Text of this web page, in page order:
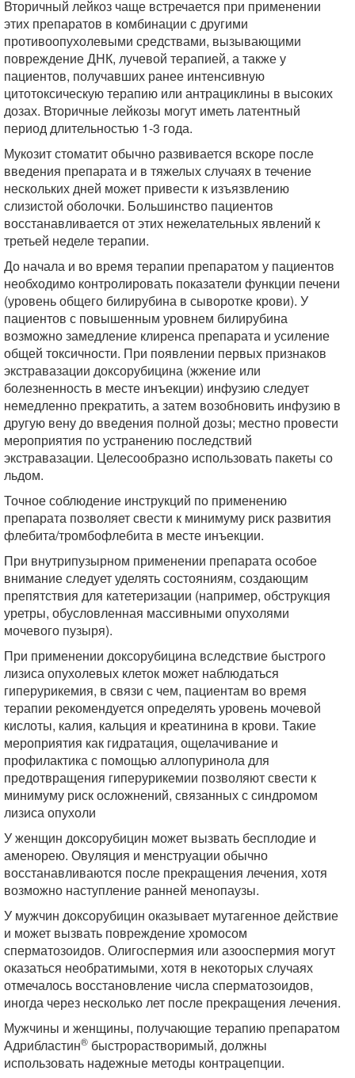
Вторичный лейкоз чаще встречается при применении
этих препаратов в комбинации с другими
противоопухолевыми средствами, вызывающими
повреждение ДНК, лучевой терапией, а также у
пациентов, получавших ранее интенсивную
цитотоксическую терапию или антрациклины в высоких
дозах. Вторичные лейкозы могут иметь латентный
период длительностью 1-3 года.
Мукозит стоматит обычно развивается вскоре после
введения препарата и в тяжелых случаях в течение
нескольких дней может привести к изъязвлению
слизистой оболочки. Большинство пациентов
восстанавливается от этих нежелательных явлений к
третьей неделе терапии.
До начала и во время терапии препаратом у пациентов
необходимо контролировать показатели функции печени
(уровень общего билирубина в сыворотке крови). У
пациентов с повышенным уровнем билирубина
возможно замедление клиренса препарата и усиление
общей токсичности. При появлении первых признаков
экстравазации доксорубицина (жжение или
болезненность в месте инъекции) инфузию следует
немедленно прекратить, а затем возобновить инфузию в
другую вену до введения полной дозы; местно провести
мероприятия по устранению последствий
экстравазации. Целесообразно использовать пакеты со
льдом.
Точное соблюдение инструкций по применению
препарата позволяет свести к минимуму риск развития
флебита/тромбофлебита в месте инъекции.
При внутрипузырном применении препарата особое
внимание следует уделять состояниям, создающим
препятствия для катетеризации (например, обструкция
уретры, обусловленная массивными опухолями
мочевого пузыря).
При применении доксорубицина вследствие быстрого
лизиса опухолевых клеток может наблюдаться
гиперурикемия, в связи с чем, пациентам во время
терапии рекомендуется определять уровень мочевой
кислоты, калия, кальция и креатинина в крови. Такие
мероприятия как гидратация, ощелачивание и
профилактика с помощью аллопуринола для
предотвращения гиперурикемии позволяют свести к
минимуму риск осложнений, связанных с синдромом
лизиса опухоли
У женщин доксорубицин может вызвать бесплодие и
аменорею. Овуляция и менструации обычно
восстанавливаются после прекращения лечения, хотя
возможно наступление ранней менопаузы.
У мужчин доксорубицин оказывает мутагенное действие
и может вызвать повреждение хромосом
сперматозоидов. Олигоспермия или азооспермия могут
оказаться необратимыми, хотя в некоторых случаях
отмечалось восстановление числа сперматозоидов,
иногда через несколько лет после прекращения лечения.
Мужчины и женщины, получающие терапию препаратом
Адрибластин® быстрорастворимый, должны
использовать надежные методы контрацепции.